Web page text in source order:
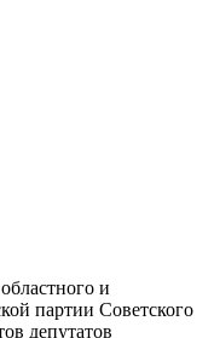
и
партии Советского
депутатов